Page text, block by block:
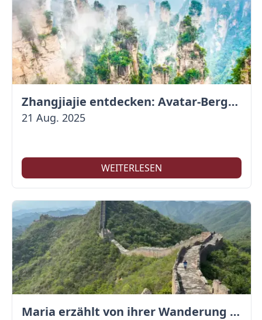
Zhangjiajie entdecken: Avatar-Berge & Altstadt von Fenghuang
21 Aug. 2025
WEITERLESEN
Maria erzählt von ihrer Wanderung auf der Großen Mauer